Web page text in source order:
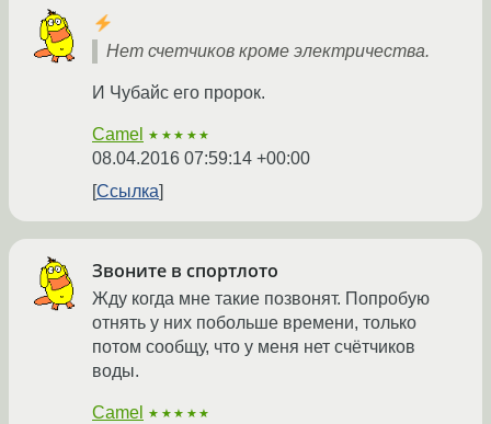
Нет счетчиков кроме электричества.
И Чубайс его пророк.
Camel ★★★★★
08.04.2016 07:59:14 +00:00
Ссылка
Звоните в спортлото
Жду когда мне такие позвонят. Попробую
отнять у них побольше времени, только
потом сообщу, что у меня нет счётчиков
воды.
Camel ★★★★★